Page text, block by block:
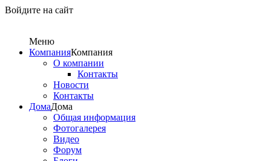
Войдите на сайт
Меню
КомпанияКомпания
О компании
Контакты
Новости
Контакты
ДомаДома
Общая информация
Фотогалерея
Видео
Форум